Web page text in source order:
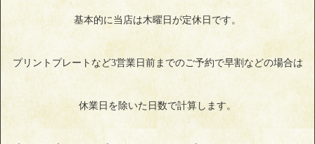
基本的に当店は木曜日が定休日です。
プリントプレートなど3営業日前までのご予約で早割などの場合は
休業日を除いた日数で計算します。